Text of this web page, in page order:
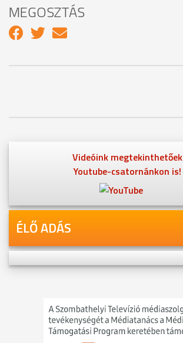
MEGOSZTÁS
Videóink megtekinthetőek
Youtube-csatornánkon is!
ÉLŐ ADÁS